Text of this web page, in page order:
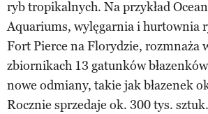
ryb tropikalnych. Na przykład
Aquariums, wylęgarnia i hurtownia
Fort Pierce na Florydzie, rozmnaża
zbiornikach 13 gatunków
nowe odmiany, takie jak błazenek
Rocznie sprzedaje ok. 300 tys. sztuk.